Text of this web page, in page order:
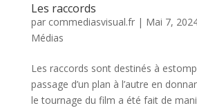
Les raccords
par commediasvisual.fr| Mai 7,
Médias
Les raccords sont destinés à
passage d’un plan à l’autre en
le tournage du film a été fait de